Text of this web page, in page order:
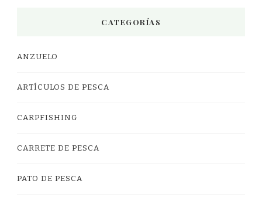
CATEGORÍAS
ANZUELO
ARTÍCULOS DE PESCA
CARPFISHING
CARRETE DE PESCA
PATO DE PESCA